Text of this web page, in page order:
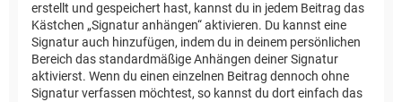
erstellt und gespeichert hast, kannst du in jedem Beitrag das
Kästchen „Signatur anhängen“ aktivieren. Du kannst eine
Signatur auch hinzufügen, indem du in deinem persönlichen
Bereich das standardmäßige Anhängen deiner Signatur
aktivierst. Wenn du einen einzelnen Beitrag dennoch ohne
Signatur verfassen möchtest, so kannst du dort einfach das